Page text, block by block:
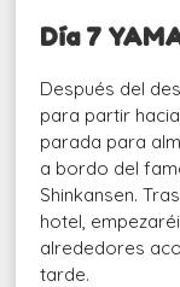
Día 7
Después del
para partir
parada para
a bordo del
Shinkansen.
hotel,
alrededores
tarde.